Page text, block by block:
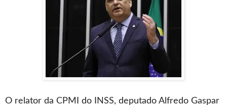
O relator da CPMI do INSS, deputado Alfredo Gaspar